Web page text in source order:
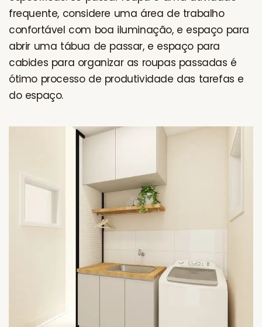
frequente, considere uma área de trabalho
confortável com boa iluminação, e espaço para
abrir uma tábua de passar, e espaço para
cabides para organizar as roupas passadas é
ótimo processo de produtividade das tarefas e
do espaço.